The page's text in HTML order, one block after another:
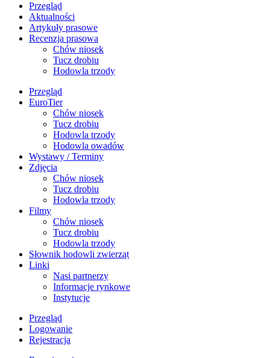
Przegląd
Aktualności
Artykuły prasowe
Recenzja prasowa
Chów niosek
Tucz drobiu
Hodowla trzody
Przegląd
EuroTier
Chów niosek
Tucz drobiu
Hodowla trzody
Hodowla owadów
Wystawy / Terminy
Zdjęcia
Chów niosek
Tucz drobiu
Hodowla trzody
Filmy
Chów niosek
Tucz drobiu
Hodowla trzody
Słownik hodowli zwierząt
Linki
Nasi partnerzy
Informacje rynkowe
Instytucje
Przegląd
Logowanie
Rejestracja